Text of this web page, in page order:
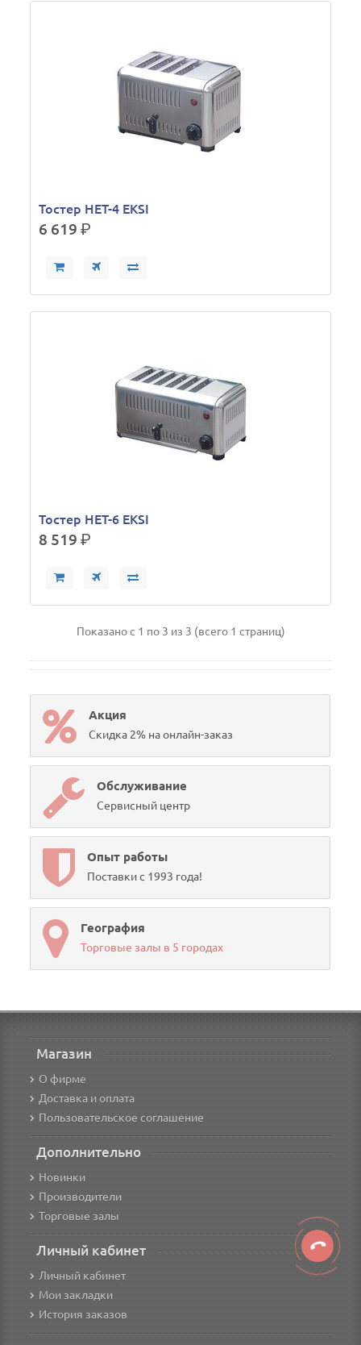
Тостер HET-4 EKSI
6 619р.
Тостер HET-6 EKSI
8 519р.
Показано с 1 по 3 из 3 (всего 1 страниц)
Акция
Скидка 2% на онлайн-заказ
Обслуживание
Сервисный центр
Опыт работы
Поставки с 1993 года!
География
Торговые залы в 5 городах
Магазин
О фирме
Доставка и оплата
Пользовательское соглашение
Дополнительно
Новинки
Производители
Торговые залы
Личный кабинет
Личный кабинет
Мои закладки
История заказов